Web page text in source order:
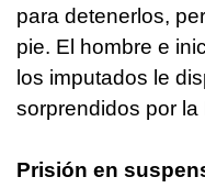
para detenerlos,
pie. El hombre e
los imputados le
sorprendidos por
Prisión en